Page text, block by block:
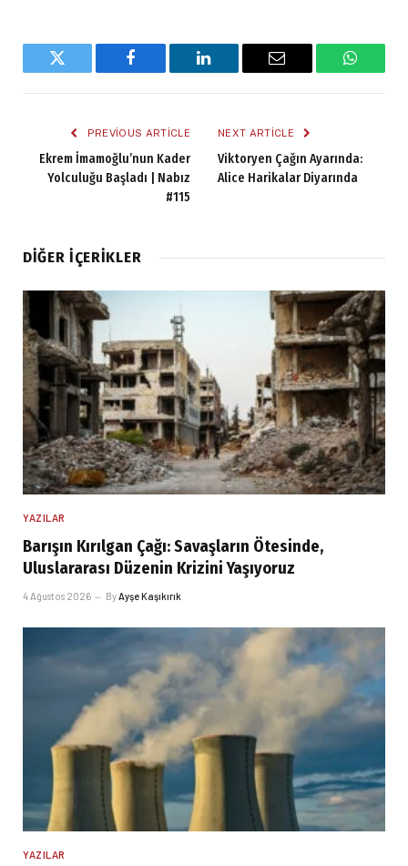
Twitter Facebook LinkedIn Email
PREVIOUS ARTICLE
Ekrem İmamoğlu’nun Kader
Yolculuğu Başladı | Nabız
#115
NEXT ARTICLE
Viktoryen Çağın Ayarında:
Alice Harikalar Diyarında
DIĞER İÇERIKLER
YAZILAR
Barışın Kırılgan Çağı: Savaşların Ötesinde,
Uluslararası Düzenin Krizini Yaşıyoruz
4 Ağustos 2026 ByAyşe Kaşıkırık
YAZILAR